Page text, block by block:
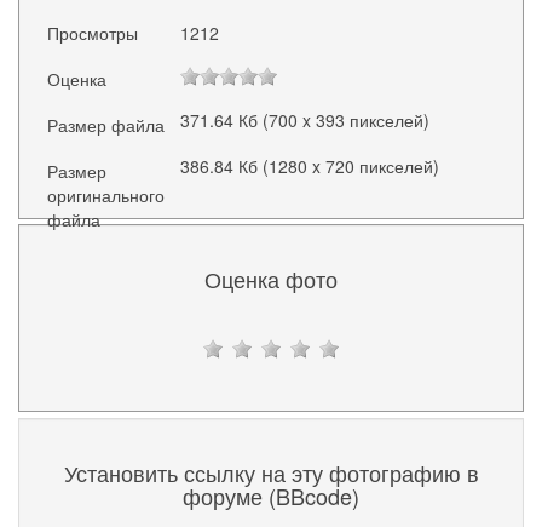
Просмотры
1212
Оценка
Размер файла
371.64 Кб (700 x 393 пикселей)
Размер
оригинального
файла
386.84 Кб (1280 x 720 пикселей)
Оценка фото
Установить ссылку на эту фотографию в
форуме (BBcode)